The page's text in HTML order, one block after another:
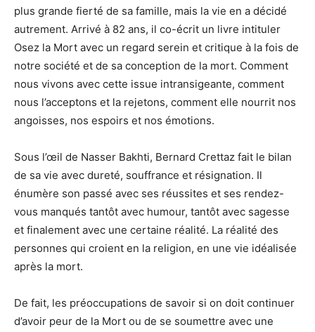
plus grande fierté de sa famille, mais la vie en a décidé
autrement. Arrivé à 82 ans, il co-écrit un livre intituler
Osez la Mort avec un regard serein et critique à la fois de
notre société et de sa conception de la mort. Comment
nous vivons avec cette issue intransigeante, comment
nous l’acceptons et la rejetons, comment elle nourrit nos
angoisses, nos espoirs et nos émotions.
Sous l’œil de Nasser Bakhti, Bernard Crettaz fait le bilan
de sa vie avec dureté, souffrance et résignation. Il
énumère son passé avec ses réussites et ses rendez-
vous manqués tantôt avec humour, tantôt avec sagesse
et finalement avec une certaine réalité. La réalité des
personnes qui croient en la religion, en une vie idéalisée
après la mort.
De fait, les préoccupations de savoir si on doit continuer
d’avoir peur de la Mort ou de se soumettre avec une